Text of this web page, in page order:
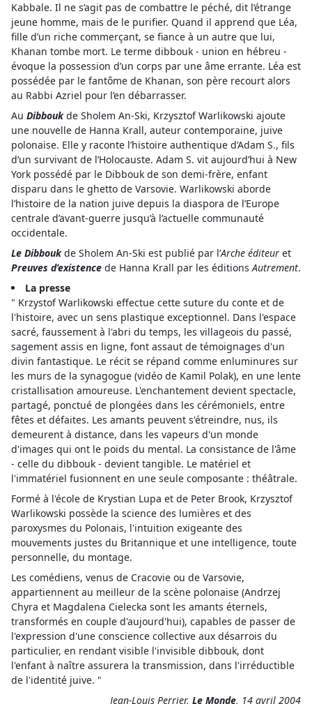
Kabbale. Il ne s’agit pas de combattre le péché, dit l’étrange
jeune homme, mais de le purifier. Quand il apprend que Léa,
fille d’un riche commerçant, se fiance à un autre que lui,
Khanan tombe mort. Le terme dibbouk - union en hébreu -
évoque la possession d’un corps par une âme errante. Léa est
possédée par le fantôme de Khanan, son père recourt alors
au Rabbi Azriel pour l’en débarrasser.
Au Dibboukde Sholem An-Ski, Krzysztof Warlikowski ajoute
une nouvelle de Hanna Krall, auteur contemporaine, juive
polonaise. Elle y raconte l’histoire authentique d’Adam S., fils
d’un survivant de l’Holocauste. Adam S. vit aujourd’hui à New
York possédé par le Dibbouk de son demi-frère, enfant
disparu dans le ghetto de Varsovie. Warlikowski aborde
l’histoire de la nation juive depuis la diaspora de l’Europe
centrale d’avant-guerre jusqu’à l’actuelle communauté
occidentale.
Le Dibboukde Sholem An-Ski est publié par l’Arche éditeur et
Preuves d’existence de Hanna Krall par les éditionsAutrement.
La presse
" Krzystof Warlikowski effectue cette suture du conte et de
l'histoire, avec un sens plastique exceptionnel. Dans l'espace
sacré, faussement à l'abri du temps, les villageois du passé,
sagement assis en ligne, font assaut de témoignages d'un
divin fantastique. Le récit se répand comme enluminures sur
les murs de la synagogue (vidéo de Kamil Polak), en une lente
cristallisation amoureuse. L'enchantement devient spectacle,
partagé, ponctué de plongées dans les cérémoniels, entre
fêtes et défaites. Les amants peuvent s'étreindre, nus, ils
demeurent à distance, dans les vapeurs d'un monde
d'images qui ont le poids du mental. La consistance de l'âme
- celle du dibbouk - devient tangible. Le matériel et
l'immatériel fusionnent en une seule composante : théâtrale.
Formé à l'école de Krystian Lupa et de Peter Brook, Krzysztof
Warlikowski possède la science des lumières et des
paroxysmes du Polonais, l'intuition exigeante des
mouvements justes du Britannique et une intelligence, toute
personnelle, du montage.
Les comédiens, venus de Cracovie ou de Varsovie,
appartiennent au meilleur de la scène polonaise (Andrzej
Chyra et Magdalena Cielecka sont les amants éternels,
transformés en couple d'aujourd'hui), capables de passer de
l'expression d'une conscience collective aux désarrois du
particulier, en rendant visible l'invisible dibbouk, dont
l'enfant à naître assurera la transmission, dans l'irréductible
de l'identité juive. "
Jean-Louis Perrier, Le Monde, 14 avril 2004